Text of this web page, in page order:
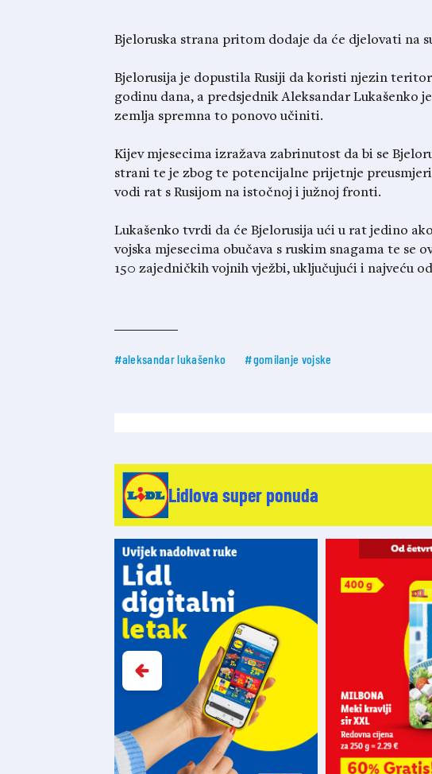
Bjeloruska strana pritom dodaje da će djelovati na
Bjelorusija je dopustila Rusiji da koristi njezin
godinu dana, a predsjednik Aleksandar Lukašenko
zemlja spremna to ponovo učiniti.
Kijev mjesecima izražava zabrinutost da bi se
strani te je zbog te potencijalne prijetnje
vodi rat s Rusijom na istočnoj i južnoj fronti.
Lukašenko tvrdi da će Bjelorusija ući u rat jedino
vojska mjesecima obučava s ruskim snagama te se
150 zajedničkih vojnih vježbi, uključujući i najveću
#aleksandar lukašenko #gomilanje vojske
Lidlova super ponuda